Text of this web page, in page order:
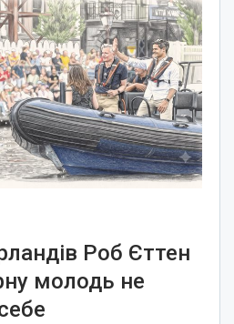
Роб Єттен
молодь не